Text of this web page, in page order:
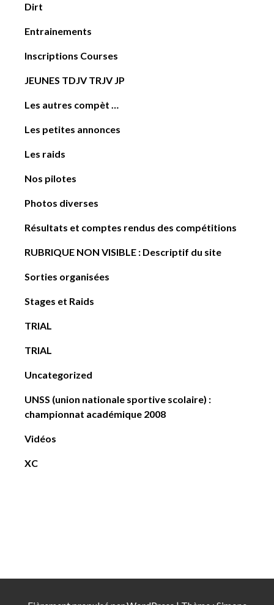
Dirt
Entrainements
Inscriptions Courses
JEUNES TDJV TRJV JP
Les autres compèt …
Les petites annonces
Les raids
Nos pilotes
Photos diverses
Résultats et comptes rendus des compétitions
RUBRIQUE NON VISIBLE : Descriptif du site
Sorties organisées
Stages et Raids
TRIAL
TRIAL
Uncategorized
UNSS (union nationale sportive scolaire) :
championnat académique 2008
Vidéos
XC